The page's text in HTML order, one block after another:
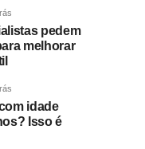
pedem
melhorar
idade
Isso é